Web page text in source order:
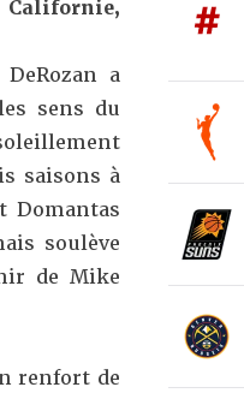
a
sens du
saisons à
Domantas
soulève
de Mike
renfort de